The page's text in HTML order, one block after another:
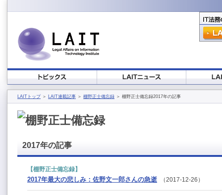
LAITトップ＞ LAIT連載記事 ＞ 棚野正士備忘録 ＞ 棚野正士備忘録2017年の記事
2017年の記事
【棚野正士備忘録】
2017年最大の悲しみ：佐野文一郎さんの急逝 （2017-12-26）